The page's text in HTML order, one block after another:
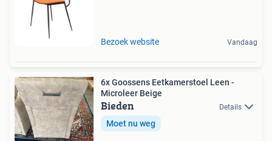
Bezoek website Vandaag
6x Goossens Eetkamerstoel Leen -
Microleer Beige
Bieden Details
Moet nu weg